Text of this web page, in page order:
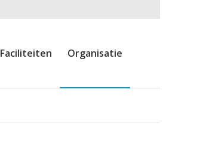
Faciliteiten Organisatie